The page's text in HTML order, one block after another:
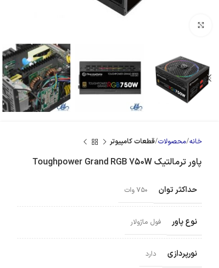
خانه محصولات قطعات کامپیوتر
پاور ترمالتیک Toughpower Grand RGB 750W
حداکثر توان ۷۵۰ وات
نوع پاور فول ماژولار
نورپردازی دارد